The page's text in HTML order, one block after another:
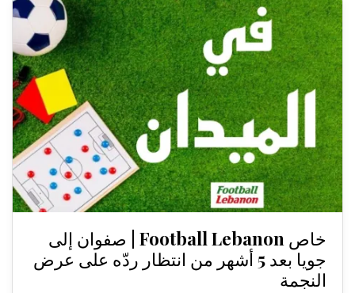
خاص Football Lebanon | صفوان إلى
جويا بعد 5 أشهر من انتظار ردّه على عرض
النجمة